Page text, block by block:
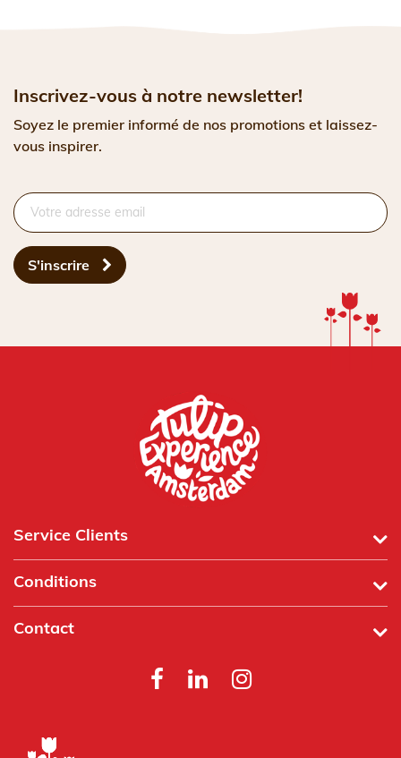
Inscrivez-vous à notre newsletter!
Soyez le premier informé de nos promotions et laissez-
vous inspirer.
S'inscrire
Service Clients
Conditions
Contact